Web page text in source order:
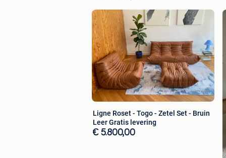
Ligne Roset - Togo - Zetel Set - Bruin
Leer Gratis levering
€ 5.800,00